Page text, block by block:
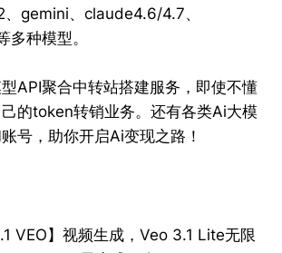
gemini、claude4.6/4.7、
多种模型。
API聚合中转站搭建服务，即使不懂
的token转销业务。还有各类Ai大模
号，助你开启Ai变现之路！
VEO】视频生成，Veo 3.1 Lite无限